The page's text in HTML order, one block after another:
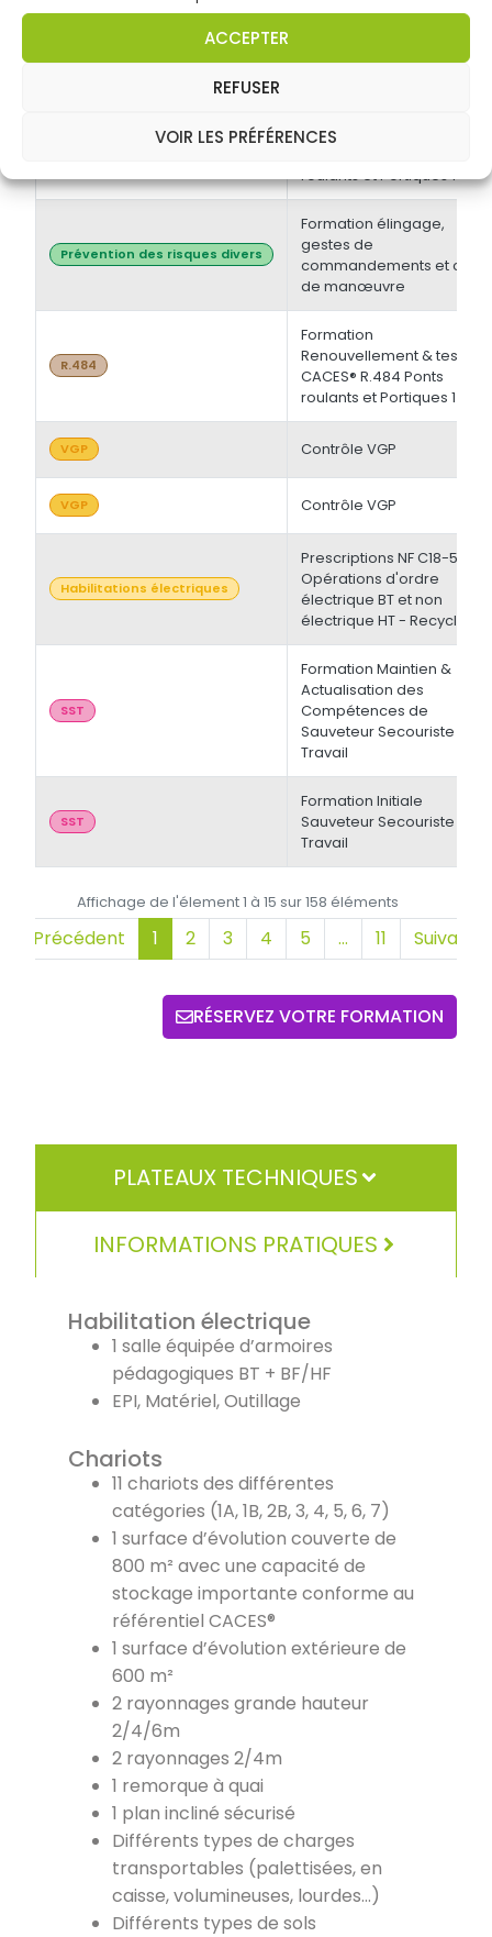
ACCEPTER
REFUSER
VOIR LES PRÉFÉRENCES
Manoeuvre -
Formation Initiale & tests
roulants et Portiques 1
Prévention des risques divers
Formation élingage,
gestes de
commandements et chef
de manœuvre
R.484
Formation
Renouvellement & tests
CACES® R.484 Ponts
roulants et Portiques 1
VGP Contrôle VGP
VGP Contrôle VGP
Habilitations électriques
Prescriptions NF C18-510 -
Opérations d'ordre
électrique BT et non
électrique HT - Recyclage
SST
Formation Maintien &
Actualisation des
Compétences de
Sauveteur Secouriste du
Travail
SST
Formation Initiale
Sauveteur Secouriste du
Travail
Affichage de l'élement 1 à 15 sur 158 éléments
Précédent 1 2 3 4 5 … 11 Suivant
RÉSERVEZ VOTRE FORMATION
PLATEAUX TECHNIQUES
INFORMATIONS PRATIQUES
Habilitation électrique
1 salle équipée d’armoires
pédagogiques BT + BF/HF
EPI, Matériel, Outillage
Chariots
11 chariots des différentes
catégories (1A, 1B, 2B, 3, 4, 5, 6, 7)
1 surface d’évolution couverte de
800 m² avec une capacité de
stockage importante conforme au
référentiel CACES®
1 surface d’évolution extérieure de
600 m²
2 rayonnages grande hauteur
2/4/6m
2 rayonnages 2/4m
1 remorque à quai
1 plan incliné sécurisé
Différents types de charges
transportables (palettisées, en
caisse, volumineuses, lourdes…)
Différents types de sols